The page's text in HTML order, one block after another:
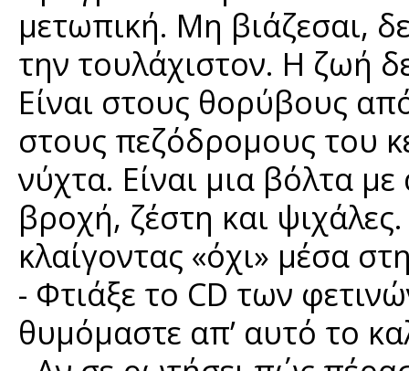
μετωπική. Μη βιάζεσαι,
την τουλάχιστον. Η ζωή
Είναι στους θορύβους
στους πεζόδρομους του
νύχτα. Είναι μια βόλτα
βροχή, ζέστη και
κλαίγοντας «όχι» μέσα
- Φτιάξε το CD των
θυμόμαστε απ’ αυτό το